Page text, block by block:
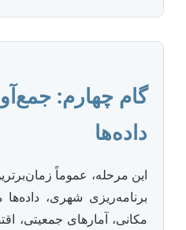
گام چهارم:
داده‌ها
این مرحله، عموماً
برنامه‌ریزی شهری،
مکانی، آمارهای جمعیتی،